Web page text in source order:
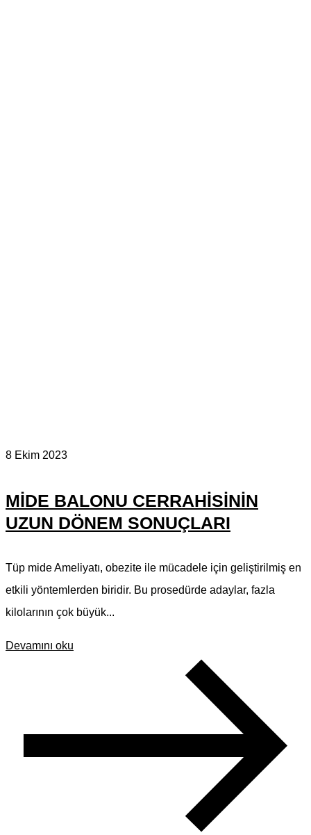
8 Ekim 2023
MIDE BALONU CERRAHISININ
UZUN DÖNEM SONUÇLARI
Tüp mide Ameliyatı, obezite ile mücadele için geliştirilmiş en
etkili yöntemlerden biridir. Bu prosedürde adaylar, fazla
kilolarının çok büyük...
Devamını oku